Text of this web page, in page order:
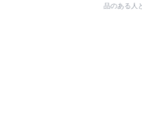
品のある人